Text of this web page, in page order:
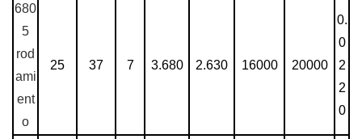
680
5
rod
ami
ent
o
25 37 7 3.680 2.630 16000 20000
0.
0
2
2
0